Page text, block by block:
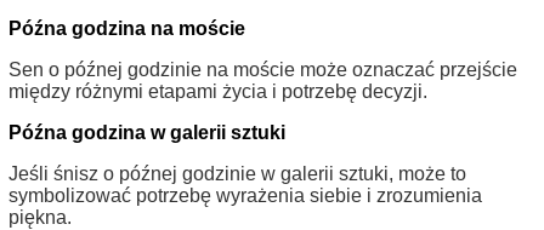
Późna godzina na moście
Sen o późnej godzinie na moście może oznaczać przejście
między różnymi etapami życia i potrzebę decyzji.
Późna godzina w galerii sztuki
Jeśli śnisz o późnej godzinie w galerii sztuki, może to
symbolizować potrzebę wyrażenia siebie i zrozumienia
piękna.